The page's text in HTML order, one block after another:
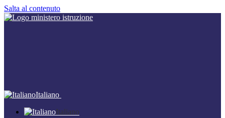
Salta al contenuto
Italiano
Italiano